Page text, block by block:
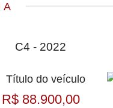
C4 - 2022
R$ 88.900,00